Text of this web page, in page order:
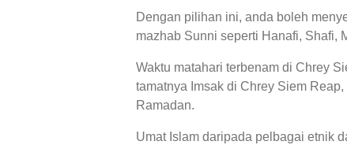
Dengan pilihan ini, anda boleh
mazhab Sunni seperti Hanafi, Shafi,
Waktu matahari terbenam di Chrey
tamatnya Imsak di Chrey Siem
Ramadan.
Umat Islam daripada pelbagai etnik